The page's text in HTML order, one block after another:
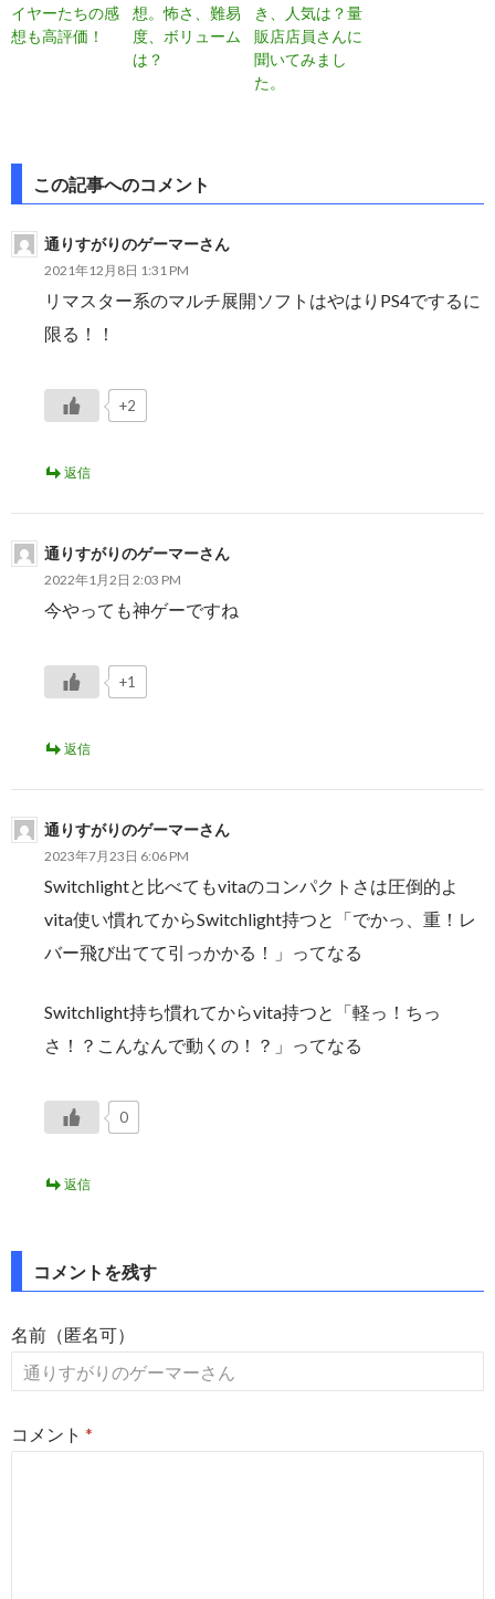
イヤーたちの感
想も高評価！
想。怖さ、難易
度、ボリューム
は？
き、人気は？量
販店店員さんに
聞いてみまし
た。
投
ナ
この記事へのコメント
通りすがりのゲーマーさん
2021年12月8日 1:31 PM
リマスター系のマルチ展開ソフトはやはりPS4でするに
限る！！
+2
返信
通りすがりのゲーマーさん
2022年1月2日 2:03 PM
今やっても神ゲーですね
+1
返信
通りすがりのゲーマーさん
2023年7月23日 6:06 PM
Switchlightと比べてもvitaのコンパクトさは圧倒的よ
vita使い慣れてからSwitchlight持つと「でかっ、重！レ
バー飛び出てて引っかかる！」ってなる
Switchlight持ち慣れてからvita持つと「軽っ！ちっ
さ！？こんなんで動くの！？」ってなる
0
返信
コメントを残す
名前（匿名可）
コメント *